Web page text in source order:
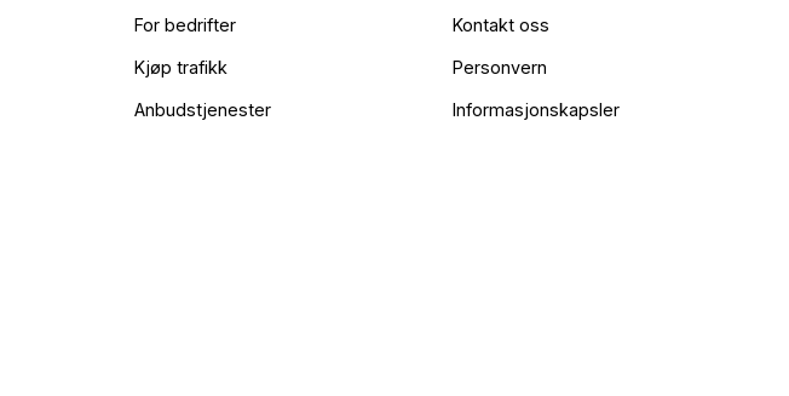
For bedrifter
Kjøp trafikk
Anbudstjenester
Kontakt oss
Personvern
Informasjonskapsler